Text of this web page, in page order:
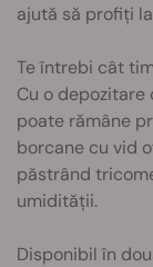
ajută să profiți
Te întrebi cât
Cu o
poate rămâne
borcane cu vid
păstrând
umidității.
Disponibil în